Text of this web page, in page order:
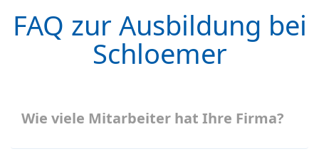
FAQ zur Ausbildung bei
Schloemer
Wie viele Mitarbeiter hat Ihre Firma?